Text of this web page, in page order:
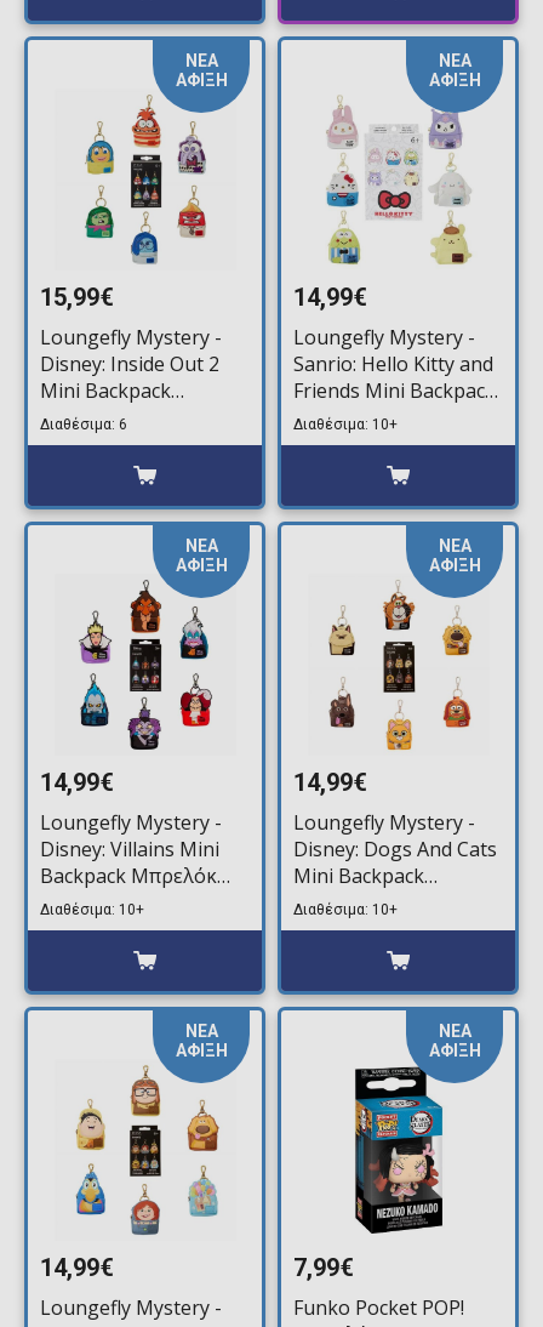
ΝΕΑ
ΑΦΙΞΗ
15,99€
Loungefly Mystery -
Disney: Inside Out 2
Mini Backpack
Μπρελόκ (Τυχαίο
Περιεχόμενο)
Διαθέσιμα: 6
ΝΕΑ
ΑΦΙΞΗ
14,99€
Loungefly Mystery -
Sanrio: Hello Kitty and
Friends Mini Backpack
Μπρελόκ (Τυχαίο
Περιεχόμενο)
Διαθέσιμα: 10+
ΝΕΑ
ΑΦΙΞΗ
14,99€
Loungefly Mystery -
Disney: Villains Mini
Backpack Μπρελόκ
(Τυχαίο Περιεχόμενο)
Διαθέσιμα: 10+
ΝΕΑ
ΑΦΙΞΗ
14,99€
Loungefly Mystery -
Disney: Dogs And Cats
Mini Backpack
Μπρελόκ (Τυχαίο
Περιεχόμενο)
Διαθέσιμα: 10+
ΝΕΑ
ΑΦΙΞΗ
14,99€
Loungefly Mystery -
ΝΕΑ
ΑΦΙΞΗ
7,99€
Funko Pocket POP!